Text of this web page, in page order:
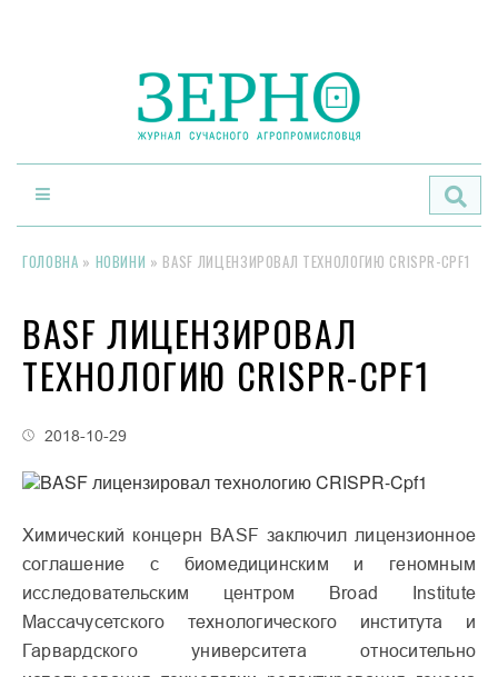
ГОЛОВНА » НОВИНИ » BASF ЛИЦЕНЗИРОВАЛ ТЕХНОЛОГИЮ CRISPR-CPF1
BASF ЛИЦЕНЗИРОВАЛ
ТЕХНОЛОГИЮ CRISPR-CPF1
2018-10-29
Химический концерн BASF заключил лицензионное
соглашение с биомедицинским и геномным
исследовательским центром Broad Institute
Массачусетского технологического института и
Гарвардского университета относительно